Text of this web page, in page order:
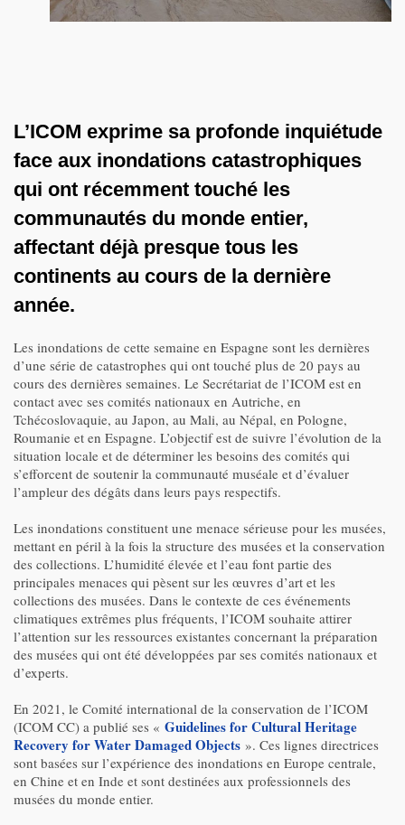
L’ICOM exprime sa profonde inquiétude
face aux inondations catastrophiques
qui ont récemment touché les
communautés du monde entier,
affectant déjà presque tous les
continents au cours de la dernière
année.
Les inondations de cette semaine en Espagne sont les dernières
d’une série de catastrophes qui ont touché plus de 20 pays au
cours des dernières semaines. Le Secrétariat de l’ICOM est en
contact avec ses comités nationaux en Autriche, en
Tchécoslovaquie, au Japon, au Mali, au Népal, en Pologne,
Roumanie et en Espagne. L’objectif est de suivre l’évolution de la
situation locale et de déterminer les besoins des comités qui
s’efforcent de soutenir la communauté muséale et d’évaluer
l’ampleur des dégâts dans leurs pays respectifs.
Les inondations constituent une menace sérieuse pour les musées,
mettant en péril à la fois la structure des musées et la conservation
des collections. L’humidité élevée et l’eau font partie des
principales menaces qui pèsent sur les œuvres d’art et les
collections des musées. Dans le contexte de ces événements
climatiques extrêmes plus fréquents, l’ICOM souhaite attirer
l’attention sur les ressources existantes concernant la préparation
des musées qui ont été développées par ses comités nationaux et
d’experts.
En 2021, le Comité international de la conservation de l’ICOM
(ICOM CC) a publié ses « Guidelines for Cultural Heritage
Recovery for Water Damaged Objects ». Ces lignes directrices
sont basées sur l’expérience des inondations en Europe centrale,
en Chine et en Inde et sont destinées aux professionnels des
musées du monde entier.